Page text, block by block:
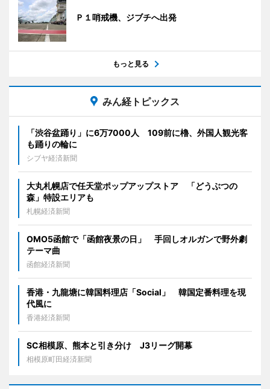
Ｐ１哨戒機、ジブチへ出発
もっと見る
みん経トピックス
「渋谷盆踊り」に6万7000人 109前に櫓、外国人観光客
も踊りの輪に
シブヤ経済新聞
大丸札幌店で任天堂ポップアップストア 「どうぶつの
森」特設エリアも
札幌経済新聞
OMO5函館で「函館夜景の日」 手回しオルガンで野外劇
テーマ曲
函館経済新聞
香港・九龍塘に韓国料理店「Social」 韓国定番料理を現
代風に
香港経済新聞
SC相模原、熊本と引き分け J3リーグ開幕
相模原町田経済新聞